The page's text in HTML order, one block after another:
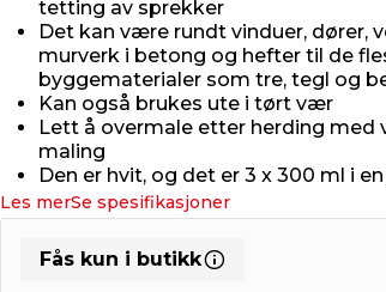
tetting av sprekker
Det kan være rundt vinduer, dører,
murverk i betong og hefter til de
byggematerialer som tre, tegl og
Kan også brukes ute i tørt vær
Lett å overmale etter herding med
maling
Den er hvit, og det er 3 x 300 ml i
Les merSe spesifikasjoner
Fås kun i butikk